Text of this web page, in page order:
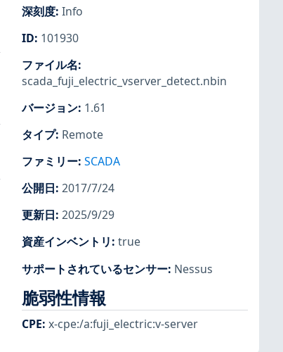
深刻度: Info
ID: 101930
ファイル名:
scada_fuji_electric_vserver_detect.nbin
バージョン: 1.61
タイプ: Remote
ファミリー: SCADA
公開日: 2017/7/24
更新日: 2025/9/29
資産インベントリ: true
サポートされているセンサー: Nessus
脆弱性情報
CPE: x-cpe:/a:fuji_electric:v-server